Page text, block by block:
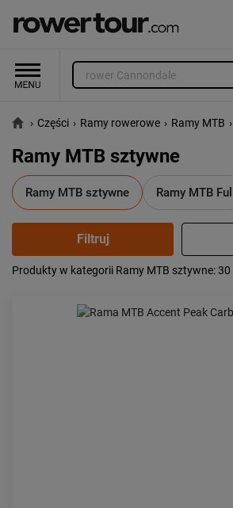
› Części › Ramy rowerowe › Ramy MTB ›
Ramy MTB sztywne
Ramy MTB sztywne Ramy MTB Full
Popularność:
Produkty w kategorii Ramy MTB sztywne: 30